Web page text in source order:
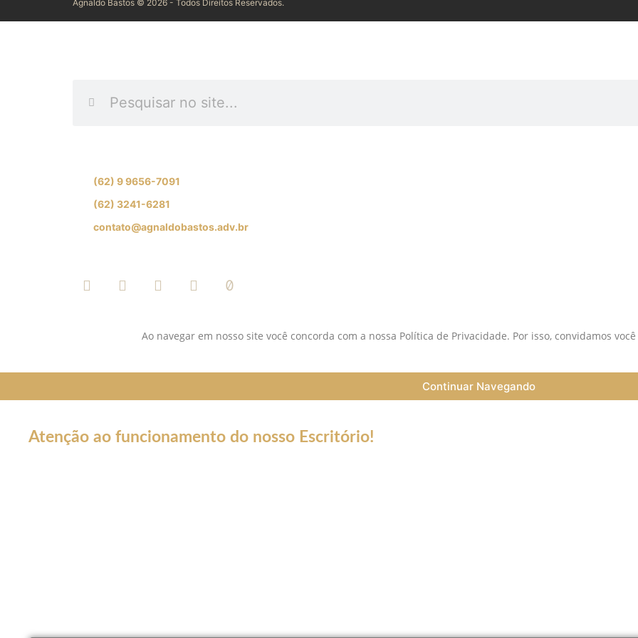
Agnaldo Bastos © 2026 - Todos Direitos Reservados.
(62) 9 9656-7091
(62) 3241-6281
contato@agnaldobastos.adv.br
Ao navegar em nosso site você concorda com a nossa Política de Privacidade. Por isso, convidamos
Continuar Navegando
Atenção ao funcionamento do nosso Escritório!